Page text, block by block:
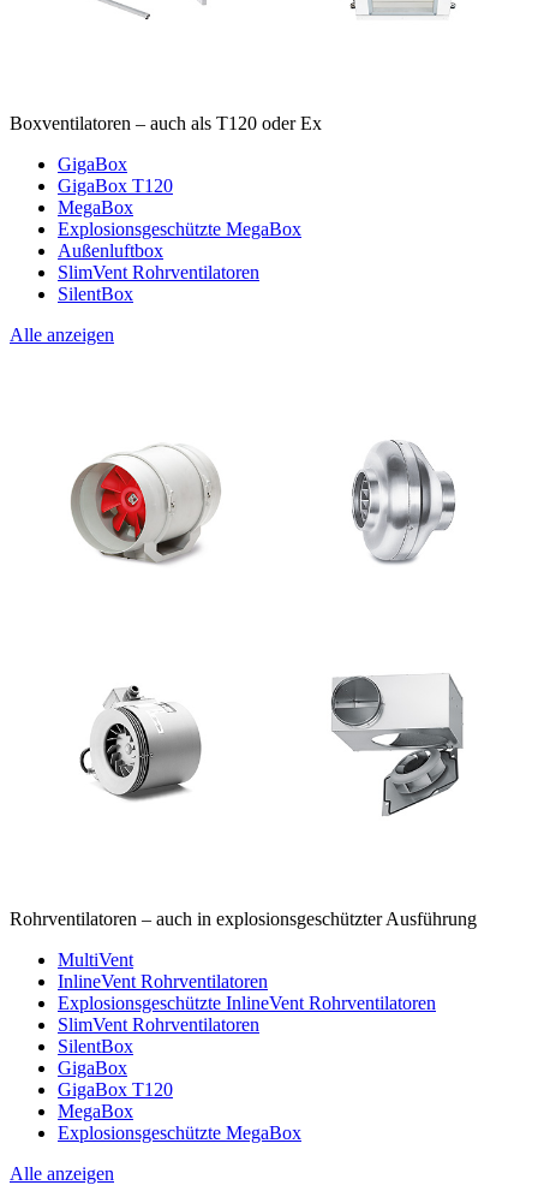
Boxventilatoren – auch als T120 oder Ex
GigaBox
GigaBox T120
MegaBox
Explosionsgeschützte MegaBox
Außenluftbox
SlimVent Rohrventilatoren
SilentBox
Alle anzeigen
Rohrventilatoren – auch in explosionsgeschützter Ausführung
MultiVent
InlineVent Rohrventilatoren
Explosionsgeschützte InlineVent Rohrventilatoren
SlimVent Rohrventilatoren
SilentBox
GigaBox
GigaBox T120
MegaBox
Explosionsgeschützte MegaBox
Alle anzeigen